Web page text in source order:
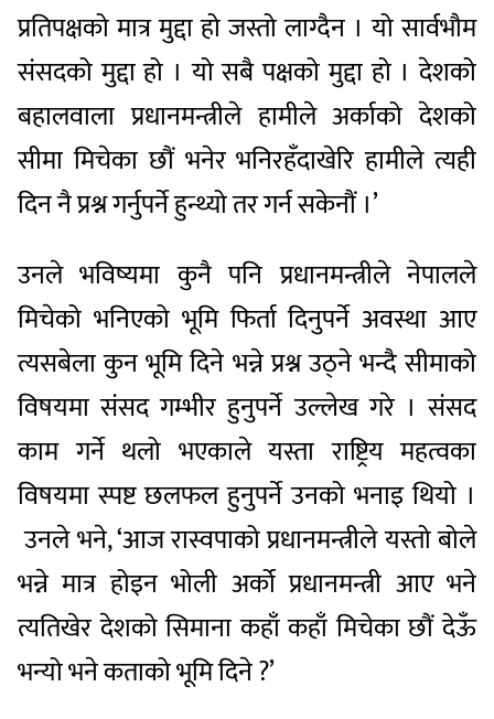
प्रतिपक्षको मात्र मुद्दा हो जस्तो लाग्दैन । यो सार्वभौम
संसदको मुद्दा हो । यो सबै पक्षको मुद्दा हो । देशको
बहालवाला प्रधानमन्त्रीले हामीले अर्काको देशको
सीमा मिचेका छौं भनेर भनिरहँदाखेरि हामीले त्यही
दिन नै प्रश्न गर्नुपर्ने हुन्थ्यो तर गर्न सकेनौं ।’
उनले भविष्यमा कुनै पनि प्रधानमन्त्रीले नेपालले
मिचेको भनिएको भूमि फिर्ता दिनुपर्ने अवस्था आए
त्यसबेला कुन भूमि दिने भन्ने प्रश्न उठ्ने भन्दै सीमाको
विषयमा संसद गम्भीर हुनुपर्ने उल्लेख गरे । संसद
काम गर्ने थलो भएकाले यस्ता राष्ट्रिय महत्वका
विषयमा स्पष्ट छलफल हुनुपर्ने उनको भनाइ थियो ।
उनले भने, ‘आज रास्वपाको प्रधानमन्त्रीले यस्तो बोले
भन्ने मात्र होइन भोली अर्को प्रधानमन्त्री आए भने
त्यतिखेर देशको सिमाना कहाँ कहाँ मिचेका छौं देऊँ
भन्यो भने कताको भूमि दिने ?’